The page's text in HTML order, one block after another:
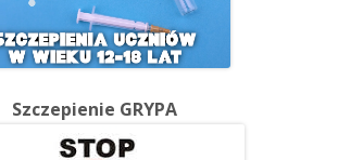
Szczepienie GRYPA